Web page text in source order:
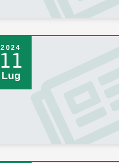
2024
11
Lug